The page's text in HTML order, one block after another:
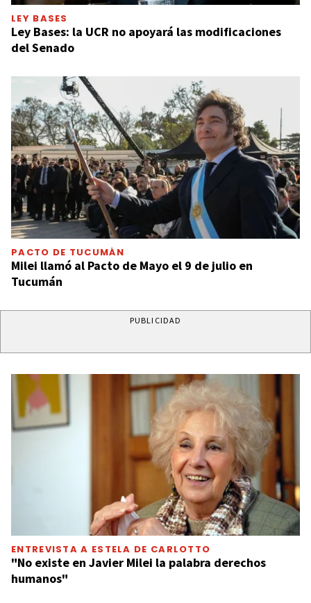
LEY BASES
Ley Bases: la UCR no apoyará las modificaciones
del Senado
PACTO DE TUCUMÁN
Milei llamó al Pacto de Mayo el 9 de julio en
Tucumán
PUBLICIDAD
ENTREVISTA A ESTELA DE CARLOTTO
"No existe en Javier Milei la palabra derechos
humanos"